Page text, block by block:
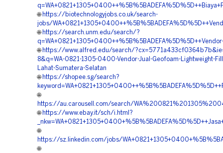
🌐 https://biotechnologyjobs.co.uk/search-
jobs/
🌐 https://search.unm.edu/search/?
🌐 https://www.alfred.edu/search/
8&q=WA-0821-1305-0400-Vendor-Jual-Geofoam-Lightweight-
Lahat-Sumatera-Selatan
🌐 https://shopee.sg/search?
🌐
https://au.carousell.com/search/
🌐 https://www.ebay.it/sch/i.html?
🌐
https://sz.linkedin.com/jobs/
🌐